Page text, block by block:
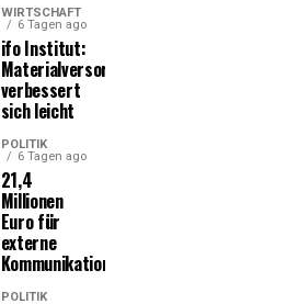
WIRTSCHAFT
6 Tagen ago
ifo Institut:
Materialversorgung
verbessert
sich leicht
POLITIK
6 Tagen ago
21,4
Millionen
Euro für
externe
Kommunikationsleistungen
POLITIK